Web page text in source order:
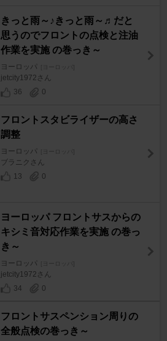
きっと雨～♪きっと雨～♬だと
思うのでフロントの点検と注油
作業を実施 の巻っき～
ヨーロッパ [ヨーロッパ]
jetcity1972さん
36
0
フロントスタビライザーの高さ
調整
ヨーロッパ [ヨーロッパ]
ブラニクさん
13
0
ヨーロッパ フロントサスからの
キシミ音対応作業を実施 の巻っ
き～
ヨーロッパ [ヨーロッパ]
jetcity1972さん
34
0
フロントサスペンション周りの
全般点検の巻っき～